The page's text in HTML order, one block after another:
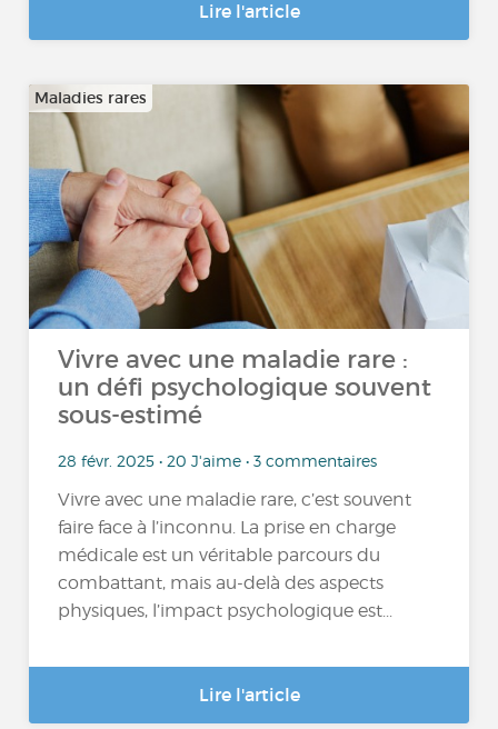
Lire l'article
Maladies rares
Vivre avec une maladie rare :
un défi psychologique souvent
sous-estimé
28 févr. 2025 • 20 J'aime • 3 commentaires
Vivre avec une maladie rare, c’est souvent
faire face à l’inconnu. La prise en charge
médicale est un véritable parcours du
combattant, mais au-delà des aspects
physiques, l’impact psychologique est...
Lire l'article